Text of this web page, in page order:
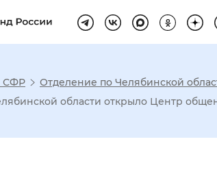
СФР Отделение по Челябинской
области открыло Центр